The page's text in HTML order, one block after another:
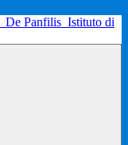
De Panfilis Istituto di